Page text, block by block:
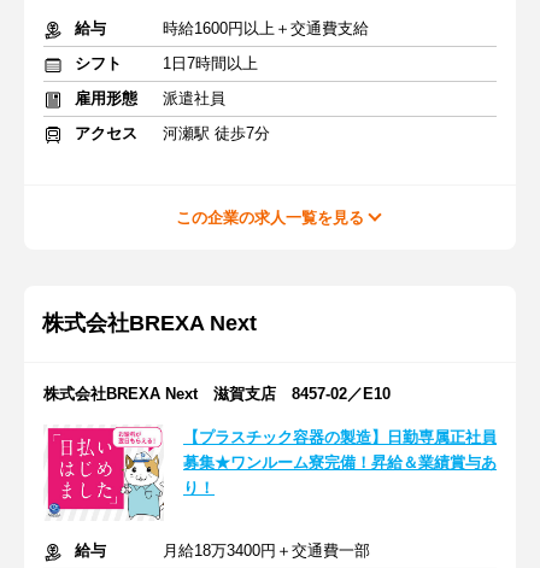
給与
時給1600円以上＋交通費支給
シフト
1日7時間以上
雇用形態
派遣社員
アクセス
河瀬駅 徒歩7分
この企業の求人一覧を見る
株式会社BREXA Next
株式会社BREXA Next 滋賀支店 8457-02／E10
【プラスチック容器の製造】日勤専属正社員
募集★ワンルーム寮完備！昇給＆業績賞与あ
り！
給与
月給18万3400円＋交通費一部